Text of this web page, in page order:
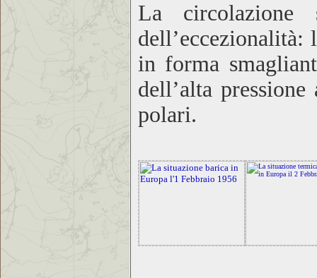
La circolazione
dell’eccezionalità:
in forma
dell’alta
polari.